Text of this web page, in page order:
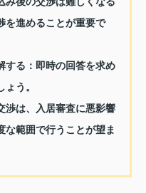
を進めることが重要で
する： 即時の回答を求め
う。
渉は、入居審査に悪影響
な範囲で行うことが望ま